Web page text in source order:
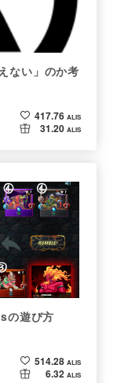
ない」のか考
417.76 ALIS
31.20 ALIS
の遊び方
514.28 ALIS
6.32 ALIS